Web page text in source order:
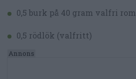
0,5 burk på 40 gram valfri rom
0,5 rödlök (valfritt)